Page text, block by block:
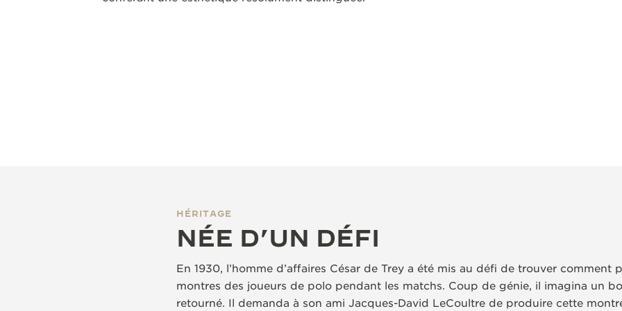
HÉRITAGE
NÉE D’UN DÉFI
En 1930, l’homme d’affaires César de Trey a été mis au défi de trouver comment
montres des joueurs de polo pendant les matchs. Coup de génie, il imagina un
retourné. Il demanda à son ami Jacques-David LeCoultre de produire cette